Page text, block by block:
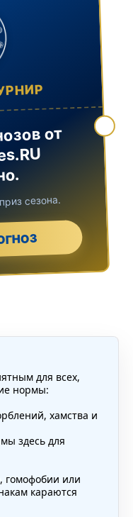
от
сезона.
для всех,
нормы:
хамства и
здесь для
гомофобии или
караются